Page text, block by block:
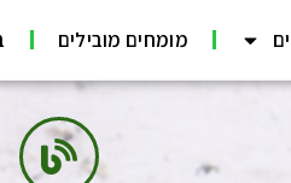
מומחים מובילים